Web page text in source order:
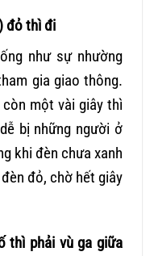
đỏ thì đi
như sự nhường
gia giao thông.
một vài giây thì
bị những người ở
khi đèn chưa xanh
đỏ, chờ hết giây
thì phải vù ga giữa